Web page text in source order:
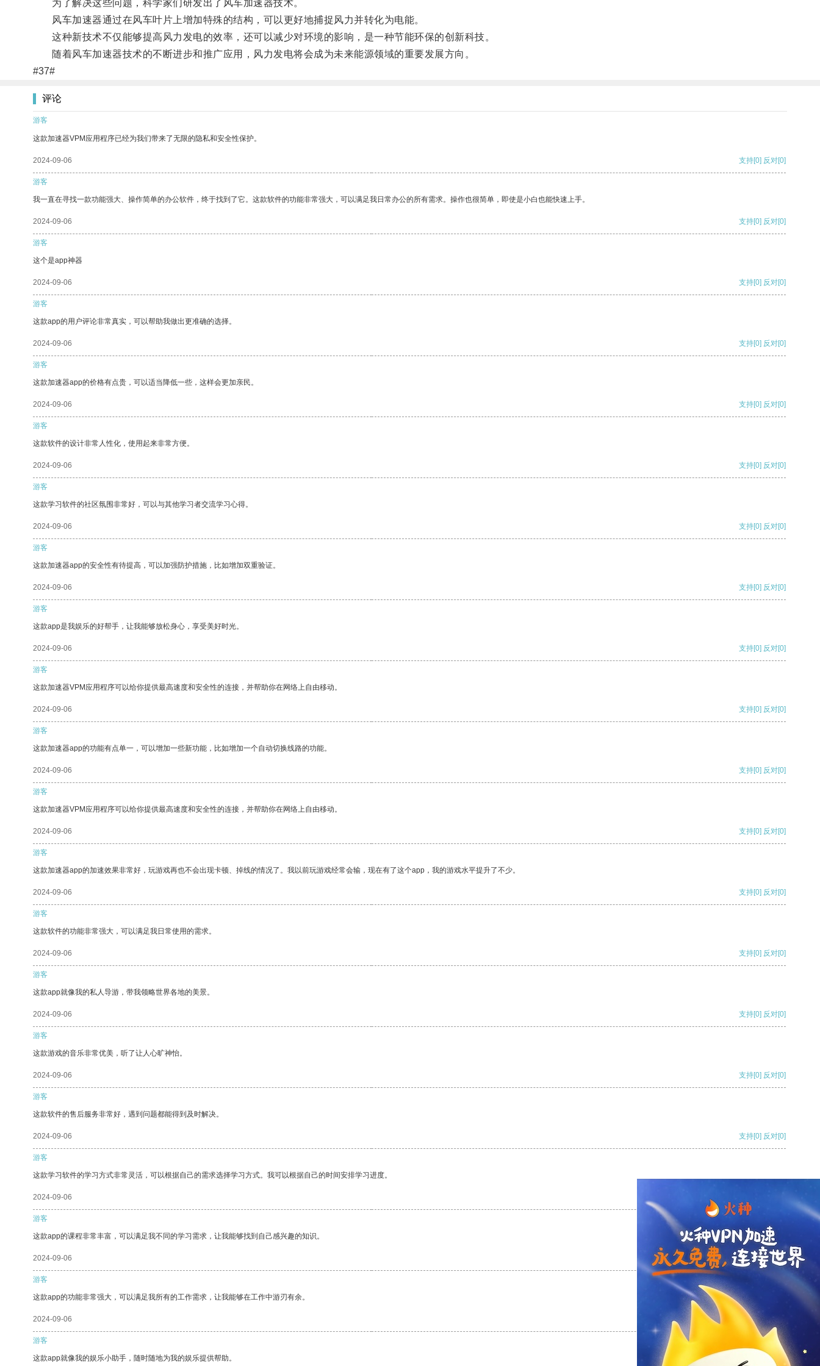
为了解决这些问题，科学家们研发出了风车加速器技术。
风车加速器通过在风车叶片上增加特殊的结构，可以更好地捕捉风力并转化为电能。
这种新技术不仅能够提高风力发电的效率，还可以减少对环境的影响，是一种节能环保的创新科技。
随着风车加速器技术的不断进步和推广应用，风力发电将会成为未来能源领域的重要发展方向。
#37#
评论
游客
这款加速器VPM应用程序已经为我们带来了无限的隐私和安全性保护。
2024-09-06 支持[0] 反对[0]
游客
我一直在寻找一款功能强大、操作简单的办公软件，终于找到了它。这款软件的功能非常强大，可以满足我日常办公的所有需求。操作也很简单，即使是小白也能快速上手。
2024-09-06 支持[0] 反对[0]
游客
这个是app神器
2024-09-06 支持[0] 反对[0]
游客
这款app的用户评论非常真实，可以帮助我做出更准确的选择。
2024-09-06 支持[0] 反对[0]
游客
这款加速器app的价格有点贵，可以适当降低一些，这样会更加亲民。
2024-09-06 支持[0] 反对[0]
游客
这款软件的设计非常人性化，使用起来非常方便。
2024-09-06 支持[0] 反对[0]
游客
这款学习软件的社区氛围非常好，可以与其他学习者交流学习心得。
2024-09-06 支持[0] 反对[0]
游客
这款加速器app的安全性有待提高，可以加强防护措施，比如增加双重验证。
2024-09-06 支持[0] 反对[0]
游客
这款app是我娱乐的好帮手，让我能够放松身心，享受美好时光。
2024-09-06 支持[0] 反对[0]
游客
这款加速器VPM应用程序可以给你提供最高速度和安全性的连接，并帮助你在网络上自由移动。
2024-09-06 支持[0] 反对[0]
游客
这款加速器app的功能有点单一，可以增加一些新功能，比如增加一个自动切换线路的功能。
2024-09-06 支持[0] 反对[0]
游客
这款加速器VPM应用程序可以给你提供最高速度和安全性的连接，并帮助你在网络上自由移动。
2024-09-06 支持[0] 反对[0]
游客
这款加速器app的加速效果非常好，玩游戏再也不会出现卡顿、掉线的情况了。我以前玩游戏经常会输，现在有了这个app，我的游戏水平提升了不少。
2024-09-06 支持[0] 反对[0]
游客
这款软件的功能非常强大，可以满足我日常使用的需求。
2024-09-06 支持[0] 反对[0]
游客
这款app就像我的私人导游，带我领略世界各地的美景。
2024-09-06 支持[0] 反对[0]
游客
这款游戏的音乐非常优美，听了让人心旷神怡。
2024-09-06 支持[0] 反对[0]
游客
这款软件的售后服务非常好，遇到问题都能得到及时解决。
2024-09-06 支持[0] 反对[0]
游客
这款学习软件的学习方式非常灵活，可以根据自己的需求选择学习方式。我可以根据自己的时间安排学习进度。
2024-09-06
游客
这款app的课程非常丰富，可以满足我不同的学习需求，让我能够找到自己感兴趣的知识。
2024-09-06 支持 [0] 反对[0]
游客
这款app的功能非常强大，可以满足我所有的工作需求，让我能够在工作中游刃有余。
2024-09-06 支持[0] 反对
游客
这款app就像我的娱乐小助手，随时随地为我的娱乐提供帮助。